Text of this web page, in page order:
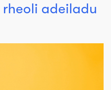
adeiladu